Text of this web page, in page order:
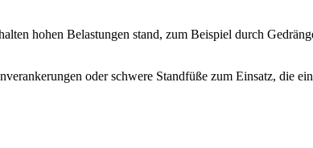
hohen Belastungen stand, zum Beispiel durch
oder schwere Standfüße zum Einsatz, die